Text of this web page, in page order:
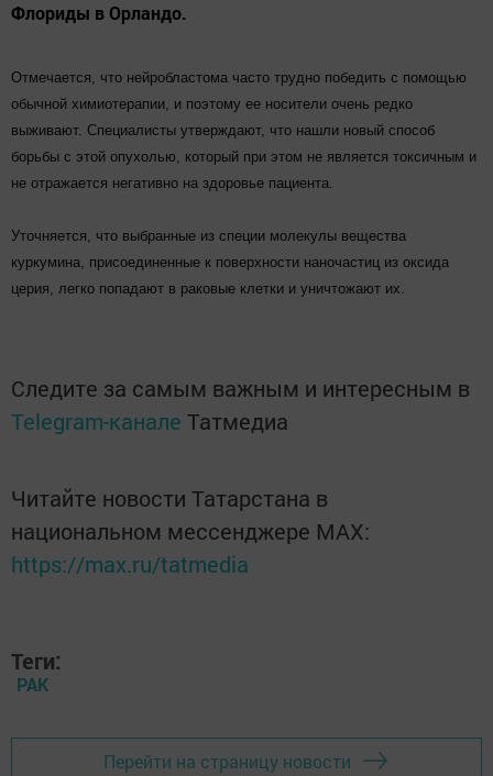
Флориды в Орландо.
Отмечается, что нейробластома часто трудно победить с помощью
обычной химиотерапии, и поэтому ее носители очень редко
выживают. Специалисты утверждают, что нашли новый способ
борьбы с этой опухолью, который при этом не является токсичным и
не отражается негативно на здоровье пациента.
Уточняется, что выбранные из специи молекулы вещества
куркумина, присоединенные к поверхности наночастиц из оксида
церия, легко попадают в раковые клетки и уничтожают их.
Следите за самым важным и интересным в
Telegram-канале Татмедиа
Читайте новости Татарстана в
национальном мессенджере MАХ:
https://max.ru/tatmedia
Теги:
РАК
Перейти на страницу новости